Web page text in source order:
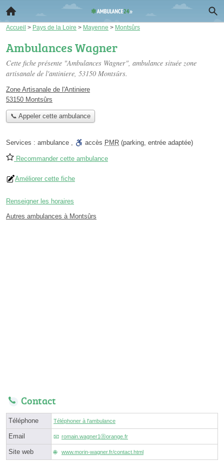
Accueil > Pays de la Loire > Mayenne > Montsûrs
Ambulances Wagner
Cette fiche présente "Ambulances Wagner", ambulance située zone
artisanale de l'antiniere, 53150 Montsûrs.
Zone Artisanale de l'Antiniere
53150 Montsûrs
📞 Appeler cette ambulance
Services : ambulance , accès PMR (parking, entrée adaptée)
Recommander cette ambulance
Améliorer cette fiche
Renseigner les horaires
Autres ambulances à Montsûrs
Contact
Téléphone Téléphoner à l'ambulance
Email romain.wagner1ⓐorange.fr
Site web www.morin-wagner.fr/contact.html